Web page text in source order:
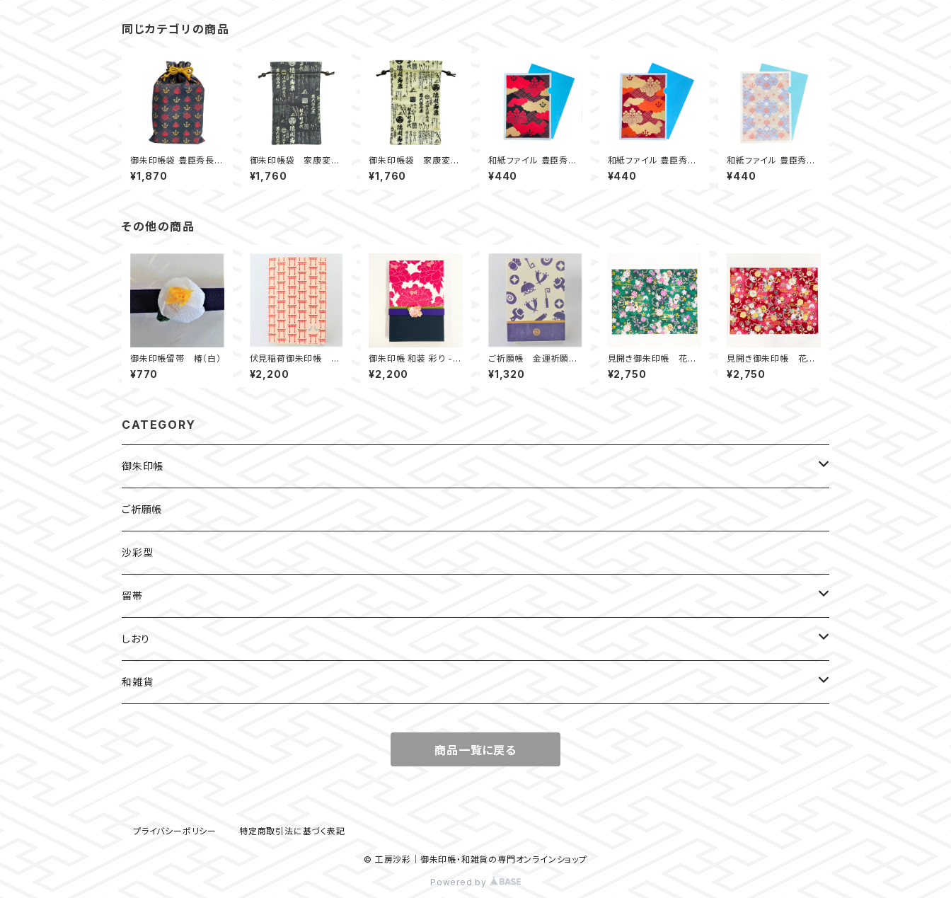
同じカテゴリの商品
御朱印帳袋 豊臣秀長
【黒】
¥1,870
御朱印帳袋 家康変遷
（黒）
¥1,760
御朱印帳袋 家康変遷
（アイボリー）
¥1,760
和紙ファイル 豊臣秀長
【黒】
¥440
和紙ファイル 豊臣秀長
【赤】
¥440
和紙ファイル 豊臣秀長
【パステルブルー】
¥440
その他の商品
御朱印帳留帯 椿（白）
¥770
伏見稲荷御朱印帳 鳥
居
¥2,200
御朱印帳 和装 彩り - I
RODORI - 【牡丹】
¥2,200
ご祈願帳 金運祈願
（宝尽し）
¥1,320
見開き御朱印帳 花
鼓 緑
¥2,750
見開き御朱印帳 花
鼓 赤
¥2,750
CATEGORY
御朱印帳
檜
伏見稲荷
友禅
明智光秀
和装
ご祈願帳
沙彩型
留帯
ちりめん
水引
しおり
ちりめん
和雑貨
商品一覧に戻る
プライバシーポリシー 特定商取引法に基づく表記
© 工房沙彩｜御朱印帳・和雑貨の専門オンラインショップ
Powered by